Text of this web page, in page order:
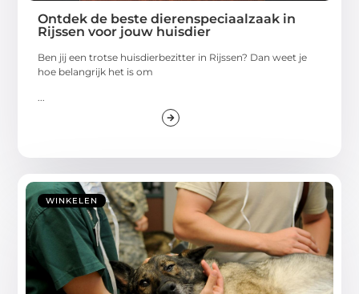
Ontdek de beste dierenspeciaalzaak in
Rijssen voor jouw huisdier
Ben jij een trotse huisdierbezitter in Rijssen? Dan weet je
hoe belangrijk het is om
...
WINKELEN